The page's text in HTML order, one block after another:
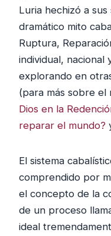
Luria hechizó a
dramático mito
Ruptura,
individual, nacional
explorando en
(para más sobre el
Dios en la
reparar el mundo?
El sistema
comprendido por
el concepto de la
de un proceso
ideal